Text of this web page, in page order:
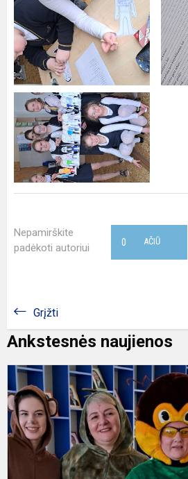
Nepamirškite
padėkoti autoriui
AČIŪ
0
Grįžti
Ankstesnės naujienos